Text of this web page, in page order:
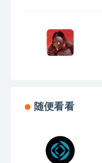
随便看看